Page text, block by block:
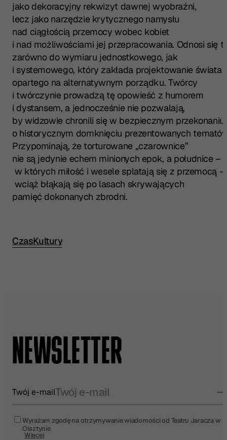
jako dekoracyjny rekwizyt dawnej wyobraźni,
lecz jako narzędzie krytycznego namysłu
nad ciągłością przemocy wobec kobiet
i nad możliwościami jej przepracowania. Odnosi się
zarówno do wymiaru jednostkowego, jak
i systemowego, który zakłada projektowanie świata
opartego na alternatywnym porządku. Twórcy
i twórczynie prowadzą tę opowieść z humorem
i dystansem, a jednocześnie nie pozwalają,
by widzowie chronili się w bezpiecznym przekonaniu
o historycznym domknięciu prezentowanych
Przypominają, że torturowane „czarownice”
nie są jedynie echem minionych epok, a południce –
w których miłość i wesele splatają się z przemocą –
wciąż błąkają się po lasach skrywających
pamięć dokonanych zbrodni.
Przeczytaj pełną recenzję w źródle:
CzasKultury
NEWSLETTER
Twój e-mail
Wyrażam zgodę na otrzymywanie wiadomości od Teatru Jaracza w
Olsztynie
Więcej